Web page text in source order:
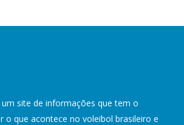
um site de informações que tem o
o que acontece no voleibol brasileiro e